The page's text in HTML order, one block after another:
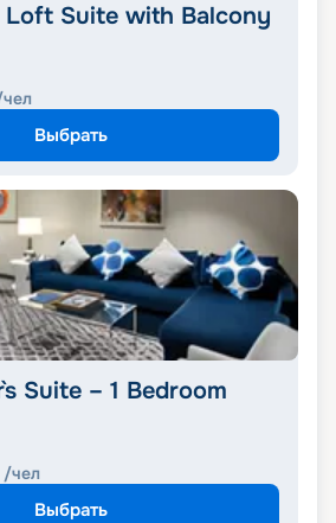
Suite with Balcony
Выбрать
Suite – 1 Bedroom
/чел
Выбрать